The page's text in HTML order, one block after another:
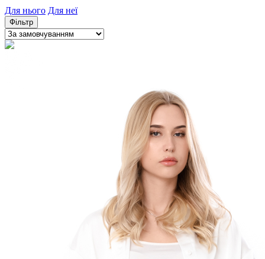
Для нього Для неї
Фільтр